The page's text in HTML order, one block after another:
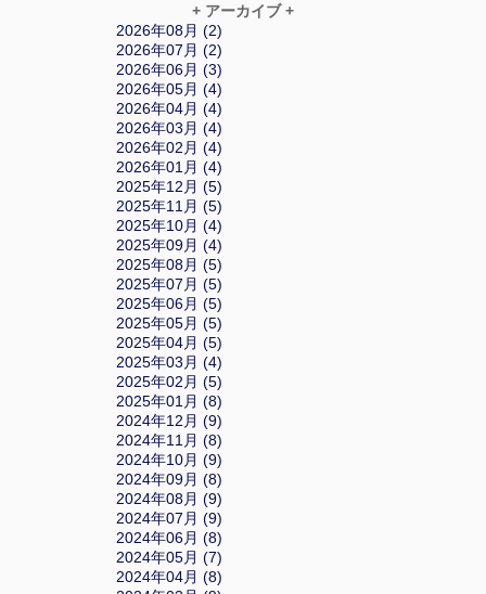
+ アーカイブ +
2026年08月 (2)
2026年07月 (2)
2026年06月 (3)
2026年05月 (4)
2026年04月 (4)
2026年03月 (4)
2026年02月 (4)
2026年01月 (4)
2025年12月 (5)
2025年11月 (5)
2025年10月 (4)
2025年09月 (4)
2025年08月 (5)
2025年07月 (5)
2025年06月 (5)
2025年05月 (5)
2025年04月 (5)
2025年03月 (4)
2025年02月 (5)
2025年01月 (8)
2024年12月 (9)
2024年11月 (8)
2024年10月 (9)
2024年09月 (8)
2024年08月 (9)
2024年07月 (9)
2024年06月 (8)
2024年05月 (7)
2024年04月 (8)